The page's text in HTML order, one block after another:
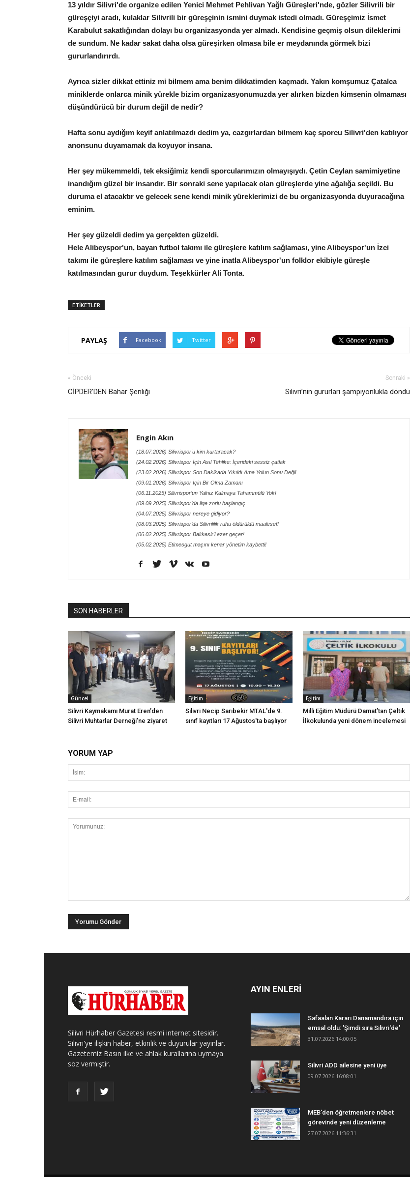
13 yıldır Silivri'de organize edilen Yenici Mehmet Pehlivan Yağlı Güreşleri'nde, gözler Silivrili bir
güreşçiyi aradı, kulaklar Silivrili bir güreşçinin ismini duymak istedi olmadı. Güreşçimiz İsmet
Karabulut sakatlığından dolayı bu organizasyonda yer almadı. Kendisine geçmiş olsun dileklerimi
de sundum. Ne kadar sakat daha olsa güreşirken olmasa bile er meydanında görmek bizi
gururlandırırdı.
Ayrıca sizler dikkat ettiniz mi bilmem ama benim dikkatimden kaçmadı. Yakın komşumuz Çatalca
miniklerde onlarca minik yürekle bizim organizasyonumuzda yer alırken bizden kimsenin olmaması
düşündürücü bir durum değil de nedir?
Hafta sonu aydığım keyif anlatılmazdı dedim ya, cazgırlardan bilmem kaç sporcu Silivri'den katılıyor
anonsunu duyamamak da koyuyor insana.
Her şey mükemmeldi, tek eksiğimiz kendi sporcularımızın olmayışıydı. Çetin Ceylan samimiyetine
inandığım güzel bir insandır. Bir sonraki sene yapılacak olan güreşlerde yine ağalığa seçildi. Bu
duruma el atacaktır ve gelecek sene kendi minik yüreklerimizi de bu organizasyonda duyuracağına
eminim.
Her şey güzeldi dedim ya gerçekten güzeldi.
Hele Alibeyspor'un, bayan futbol takımı ile güreşlere katılım sağlaması, yine Alibeyspor'un İzci
takımı ile güreşlere katılım sağlaması ve yine inatla Alibeyspor'un folklor ekibiyle güreşle
katılmasından gurur duydum. Teşekkürler Ali Tonta.
ETİKETLER
PAYLAŞ Facebook Twitter
« Önceki
CİPDER’DEN Bahar Şenliği
Sonraki »
Silivri’nin gururları şampiyonlukla döndü
Engin Akın
(18.07.2026) Silivrispor'u kim kurtaracak?
(24.02.2026) Silivrispor İçin Asıl Tehlike: İçerideki sessiz çatlak
(23.02.2026) Silivrispor Son Dakikada Yıkıldı Ama Yolun Sonu Değil
(09.01.2026) Silivrispor İçin Bir Olma Zamanı
(06.11.2025) Silivrispor’un Yalnız Kalmaya Tahammülü Yok!
(09.09.2025) Silivrispor’da lige zorlu başlangıç
(04.07.2025) Silivrispor nereye gidiyor?
(08.03.2025) Silivrispor’da Silivrililik ruhu öldürüldü maalesef!
(06.02.2025) Silivrispor Balıkesir'i ezer geçer!
(05.02.2025) Etimesgut maçını kenar yönetim kaybetti!
SON HABERLER
Güncel
Silivri Kaymakamı Murat Eren’den
Silivri Muhtarlar Derneği’ne ziyaret
Eğitim
Silivri Necip Sarıbekir MTAL'de 9.
sınıf kayıtları 17 Ağustos'ta başlıyor
Eğitim
Milli Eğitim Müdürü Damat’tan Çeltik
İlkokulunda yeni dönem incelemesi
YORUM YAP
Silivri Hürhaber Gazetesi resmi internet sitesidir.
Silivri'ye ilişkin haber, etkinlik ve duyurular yayınlar.
Gazetemiz Basın ilke ve ahlak kurallarına uymaya
söz vermiştir.
AYIN ENLERİ
Safaalan Kararı Danamandıra için
emsal oldu: 'Şimdi sıra Silivri'de'
31.07.2026 14:00:05
Silivri ADD ailesine yeni üye
09.07.2026 16:08:01
MEB'den öğretmenlere nöbet
görevinde yeni düzenleme
27.07.2026 11:36:31